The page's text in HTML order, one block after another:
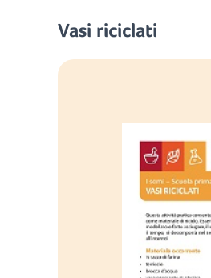
Vasi riciclati